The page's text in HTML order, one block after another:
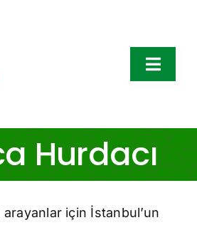
Hurdacı
arayanlar için İstanbul’un